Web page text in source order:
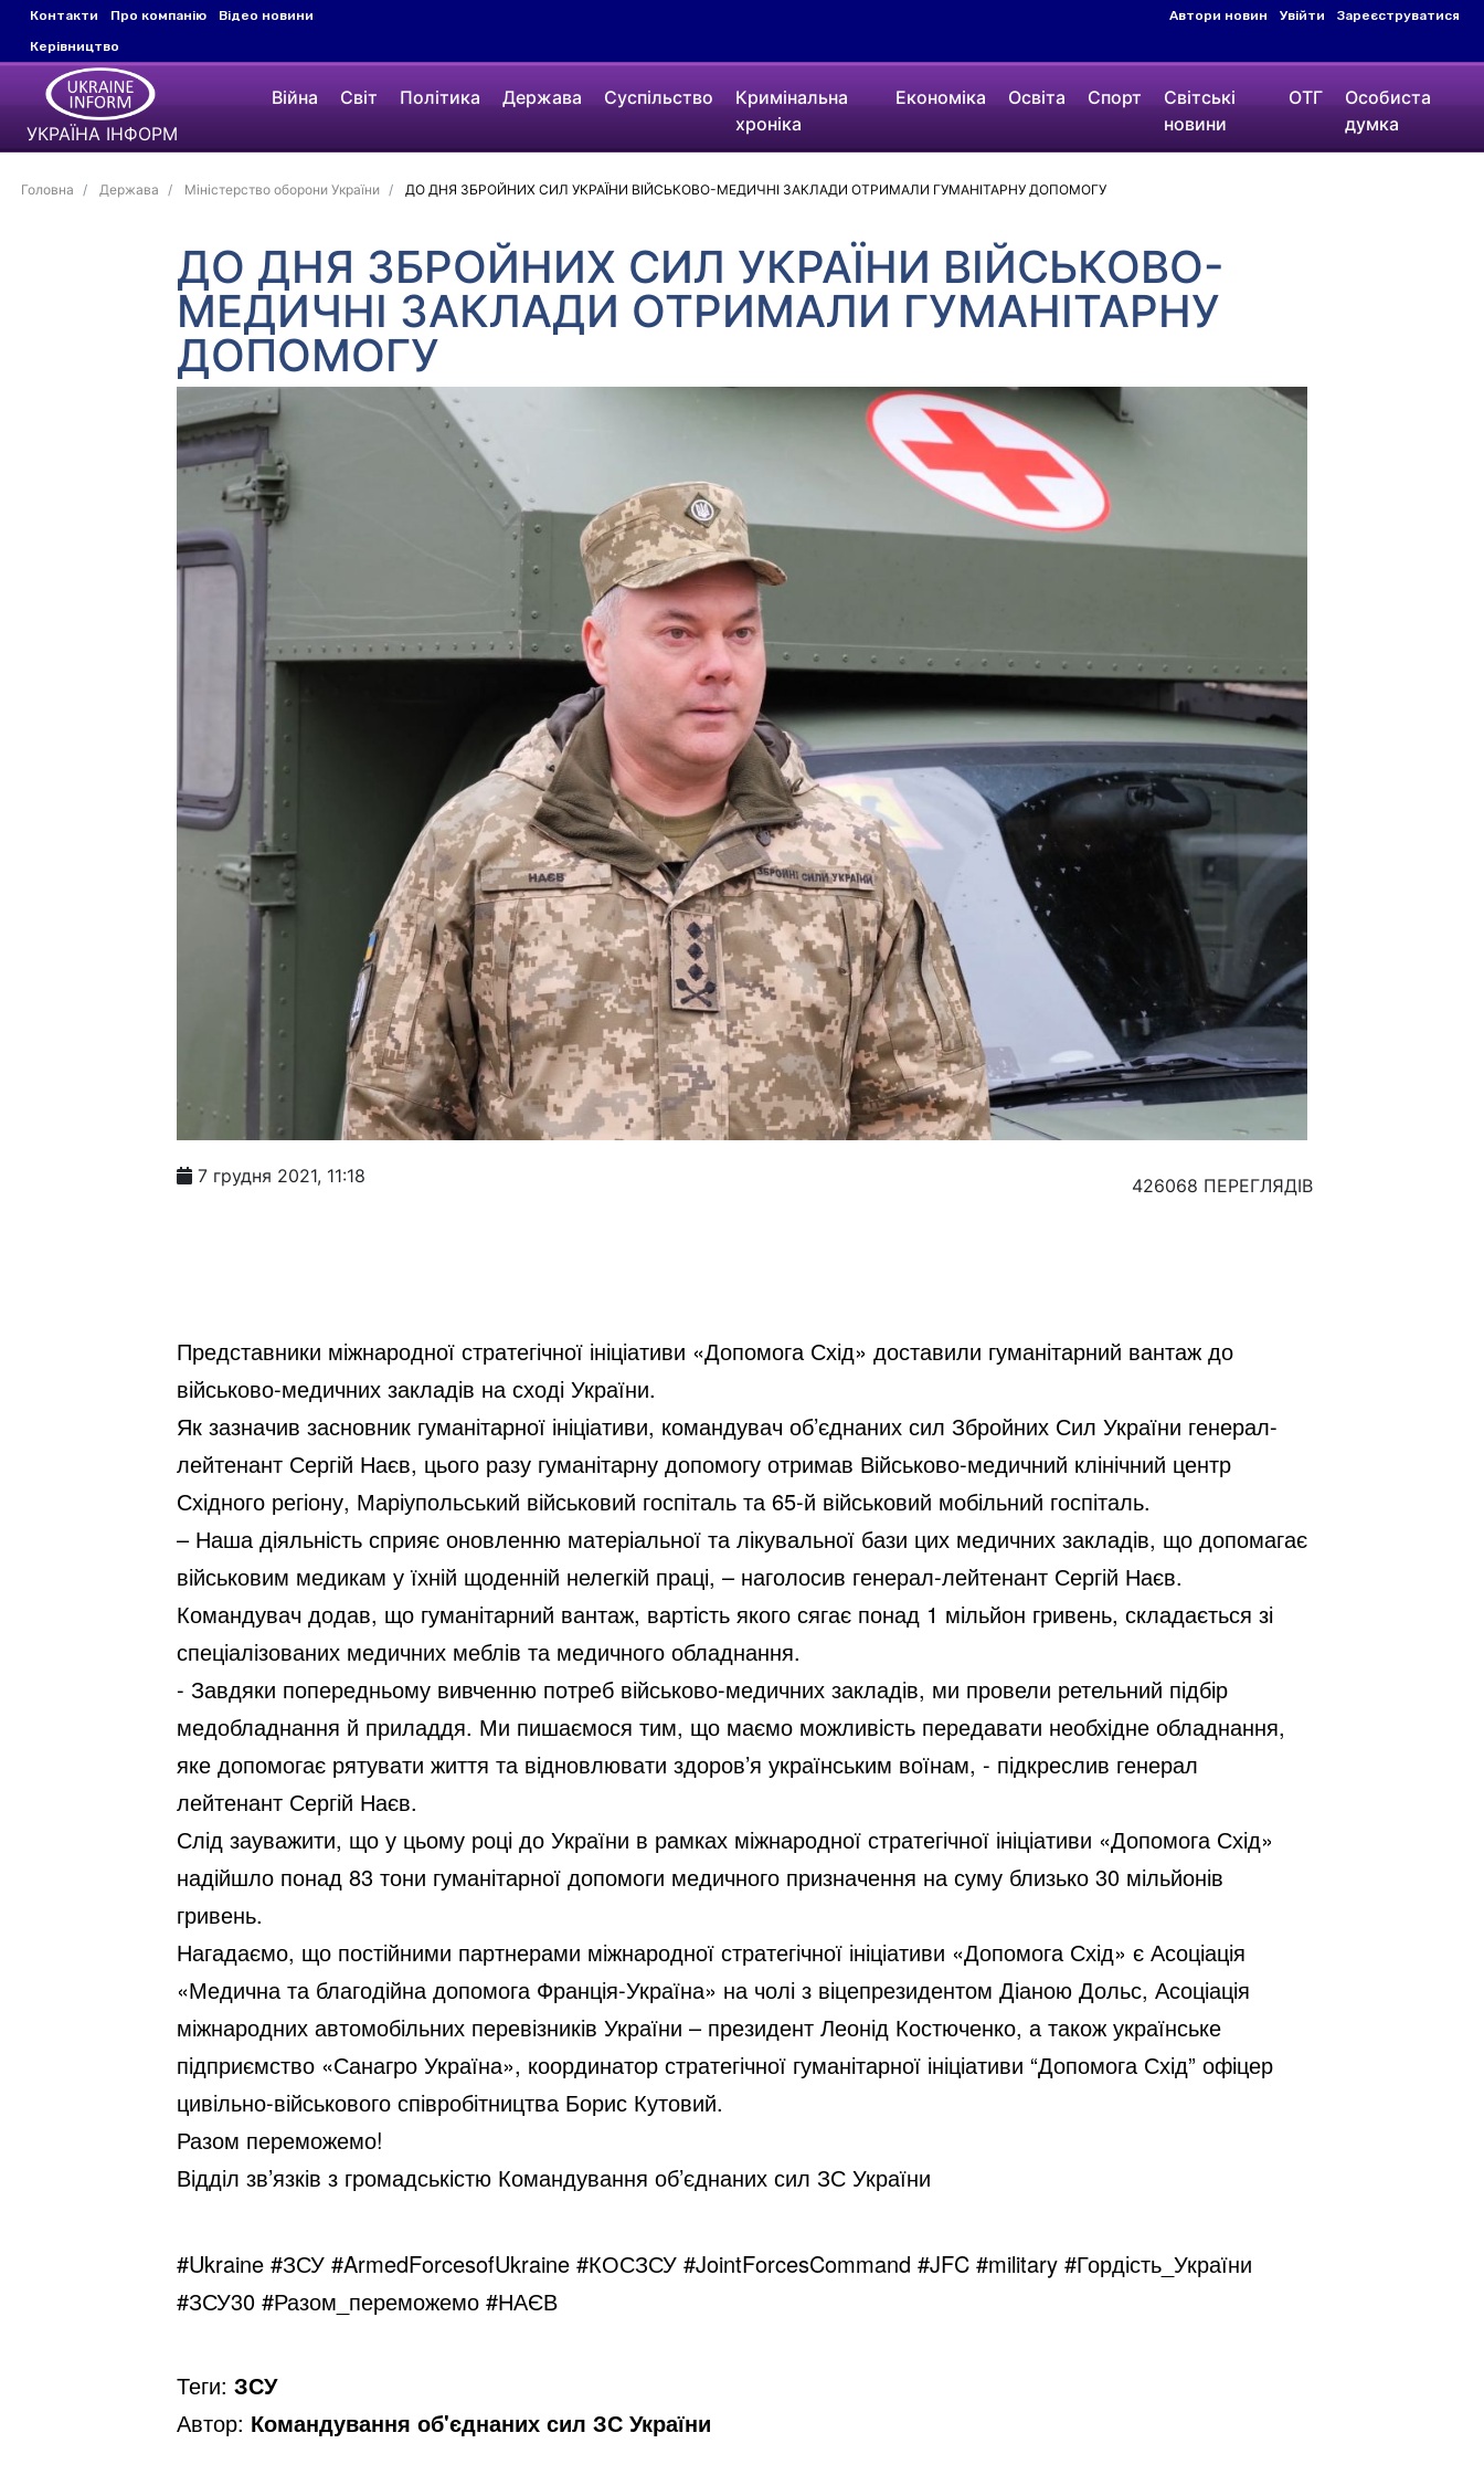
Контакти Про компанію
Відео новини
Керівництво
Автори новин Увійти Зареєструватися
УКРАЇНА ІНФОРМ
Війна Світ Політика Держава Суспільство
Кримінальна
хроніка
Економіка Освіта Спорт
Світські
новини
ОТГ
Особиста
думка
Головна Держава Міністерство оборони України ДО ДНЯ ЗБРОЙНИХ СИЛ УКРАЇНИ ВІЙСЬКОВО-МЕДИЧНІ ЗАКЛАДИ ОТРИМАЛИ ГУМАНІТАРНУ ДОПОМОГУ
ДО ДНЯ ЗБРОЙНИХ СИЛ УКРАЇНИ ВІЙСЬКОВО-
МЕДИЧНІ ЗАКЛАДИ ОТРИМАЛИ ГУМАНІТАРНУ
ДОПОМОГУ
7 грудня 2021, 11:18 426068 ПЕРЕГЛЯДІВ
Представники міжнародної стратегічної ініціативи «Допомога Схід» доставили гуманітарний вантаж до
військово-медичних закладів на сході України.
Як зазначив засновник гуманітарної ініціативи, командувач об’єднаних сил Збройних Сил України генерал-
лейтенант Сергій Наєв, цього разу гуманітарну допомогу отримав Військово-медичний клінічний центр
Східного регіону, Маріупольський військовий госпіталь та 65-й військовий мобільний госпіталь.
– Наша діяльність сприяє оновленню матеріальної та лікувальної бази цих медичних закладів, що допомагає
військовим медикам у їхній щоденній нелегкій праці, – наголосив генерал-лейтенант Сергій Наєв.
Командувач додав, що гуманітарний вантаж, вартість якого сягає понад 1 мільйон гривень, складається зі
спеціалізованих медичних меблів та медичного обладнання.
- Завдяки попередньому вивченню потреб військово-медичних закладів, ми провели ретельний підбір
медобладнання й приладдя. Ми пишаємося тим, що маємо можливість передавати необхідне обладнання,
яке допомогає рятувати життя та відновлювати здоров’я українським воїнам, - підкреслив генерал
лейтенант Сергій Наєв.
Слід зауважити, що у цьому році до України в рамках міжнародної стратегічної ініціативи «Допомога Схід»
надійшло понад 83 тони гуманітарної допомоги медичного призначення на суму близько 30 мільйонів
гривень.
Нагадаємо, що постійними партнерами міжнародної стратегічної ініціативи «Допомога Схід» є Асоціація
«Медична та благодійна допомога Франція-Україна» на чолі з віцепрезидентом Діаною Дольс, Асоціація
міжнародних автомобільних перевізників України – президент Леонід Костюченко, а також українське
підприємство «Санагро Україна», координатор стратегічної гуманітарної ініціативи “Допомога Схід” офіцер
цивільно-військового співробітництва Борис Кутовий.
Разом переможемо!
Відділ зв’язків з громадськістю Командування об’єднаних сил ЗС України
#Ukraine #ЗСУ #ArmedForcesofUkraine #КОСЗСУ #JointForcesCommand #JFC #military #Гордість_України
#ЗСУ30 #Разом_переможемо #НАЄВ
Теги: ЗСУ
Автор: Командування об'єднаних сил ЗС України